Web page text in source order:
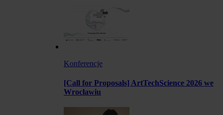
Konferencje
[Call for Proposals] ArtTechScience 2026 we
Wrocławiu